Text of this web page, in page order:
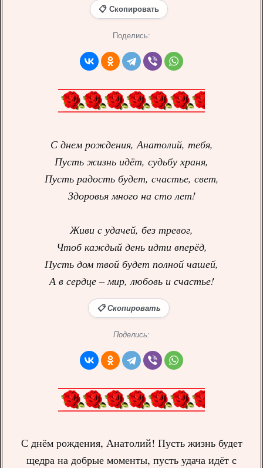
📋 Скопировать
Поделись:
С днем рождения, Анатолий, тебя,
Пусть жизнь идёт, судьбу храня,
Пусть радость будет, счастье, свет,
Здоровья много на сто лет!
Живи с удачей, без тревог,
Чтоб каждый день идти вперёд,
Пусть дом твой будет полной чашей,
А в сердце – мир, любовь и счастье!
📋 Скопировать
Поделись:
С днём рождения, Анатолий! Пусть жизнь будет
щедра на добрые моменты, пусть удача идёт с